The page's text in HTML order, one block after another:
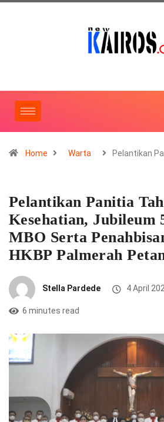
Home Warta Pelantikan
Pelantikan Panitia
Kesehatian, Jubileum
MBO Serta
HKBP Palmerah
Stella Pardede 4 April
6 minutes read